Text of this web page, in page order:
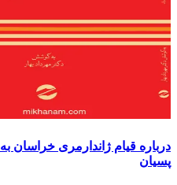
درباره قیام ژاندارمری خراسان
پسیان